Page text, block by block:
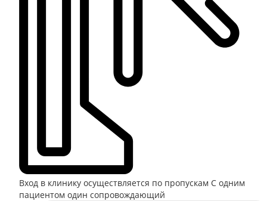
Вход в клинику осуществляется по пропускам С одним
пациентом один сопровождающий